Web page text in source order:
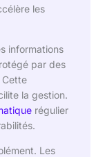
les
informations
par des
la gestion.
régulier
Les